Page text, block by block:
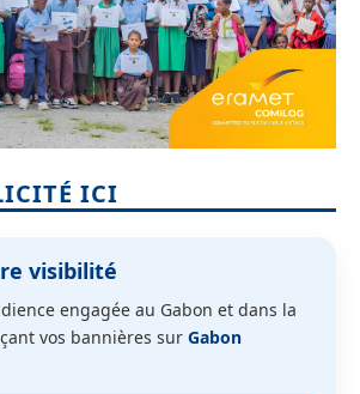
ICI
visibilité
engagée au Gabon et dans la
vos bannières sur Gabon